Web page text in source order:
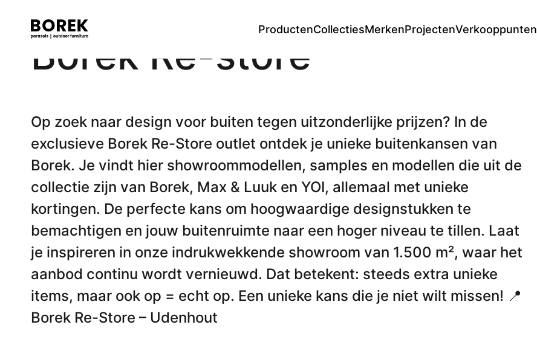
ProductenCollectiesMerkenProjectenVerkooppunten
High dining tafels
Bijzettafels
Lage tafels
Fauteuils
Voetenbanken
Sofa's
Modulaire lounge
Stoelen
Dining stoelen
Low dining stoelen
Barstoelen
Ligbedden
Dubbele ligbedden
Daybed
Borek Re-store
Op zoek naar design voor buiten tegen uitzonderlijke prijzen? In de
exclusieve Borek Re-Store outlet ontdek je unieke buitenkansen van
Borek. Je vindt hier showroommodellen, samples en modellen die uit de
collectie zijn van Borek, Max & Luuk en YOI, allemaal met unieke
kortingen. De perfecte kans om hoogwaardige designstukken te
bemachtigen en jouw buitenruimte naar een hoger niveau te tillen. Laat
je inspireren in onze indrukwekkende showroom van 1.500 m², waar het
aanbod continu wordt vernieuwd. Dat betekent: steeds extra unieke
items, maar ook op = echt op. Een unieke kans die je niet wilt missen! 📍
Borek Re-Store – Udenhout